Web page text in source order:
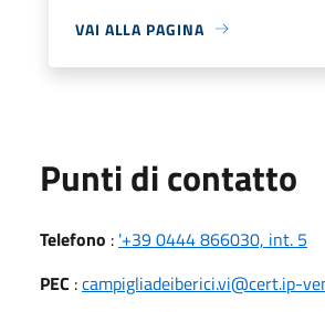
VAI ALLA PAGINA
Punti di contatto
Telefono : '+39 0444 866030, int. 5
PEC :campigliadeiberici.vi@cert.ip-